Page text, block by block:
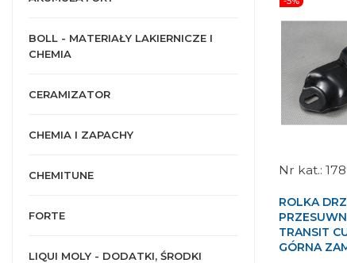
BOLL - MATERIAŁY LAKIERNICZE I
CHEMIA
CERAMIZATOR
CHEMIA I ZAPACHY
CHEMITUNE
FORTE
LIQUI MOLY - DODATKI, ŚRODKI
ROLKA
TRANSIT
GÓRNA